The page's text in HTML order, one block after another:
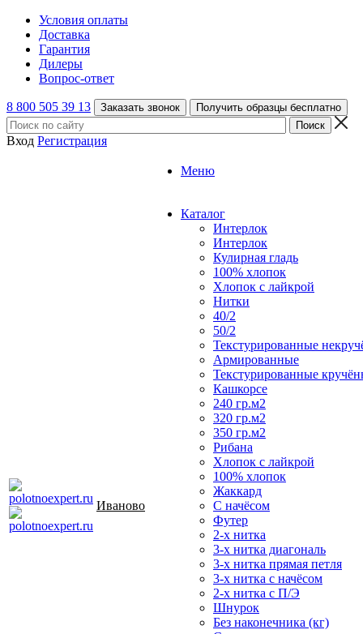
Условия оплаты
Доставка
Гарантия
Дилеры
Вопрос-ответ
8 800 505 39 13 Заказать звонок Получить образцы бесплатно
Вход Регистрация
Иваново
Меню
Каталог
Интерлок
Интерлок
Кулирная гладь
100% хлопок
Хлопок с лайкрой
Нитки
40/2
50/2
Текстурированные
Армированные
Текстурированные
Кашкорсе
240 гр.м2
320 гр.м2
350 гр.м2
Рибана
Хлопок с лайкрой
100% хлопок
Жаккард
С начёсом
Футер
2-х нитка
3-х нитка диагональ
3-х нитка прямая петля
3-х нитка с начёсом
2-х нитка с П/Э
Шнурок
Без наконечника (кг)